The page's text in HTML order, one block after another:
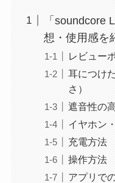
「soundcore
想・使用感を
レビュー
耳につけ
さ）
遮音性の
イヤホン
充電方法
操作方法
アプリで